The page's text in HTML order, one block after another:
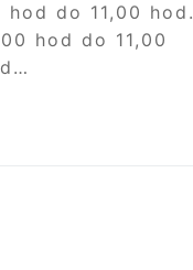
do 11,00 hod.
hod do 11,00